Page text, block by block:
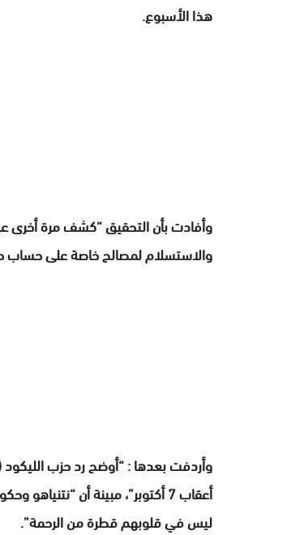
هذا الأسبوع.
وأفادت بأن التحقيق “كشف مرة أخرى
والاستسلام لمصالح خاصة على حساب
وأردفت بعدها : “أوضح رد حزب الليكود
أعقاب 7 أكتوبر”، مبينة أن
ليس في قلوبهم قطرة من الرحمة”.